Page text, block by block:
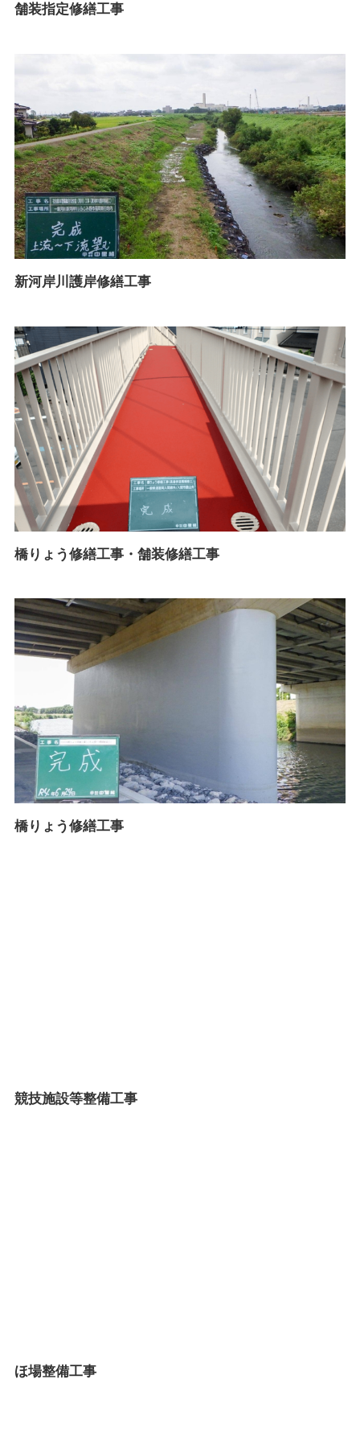
舗装指定修繕工事
新河岸川護岸修繕工事
橋りょう修繕工事・舗装修繕工事
橋りょう修繕工事
競技施設等整備工事
ほ場整備工事